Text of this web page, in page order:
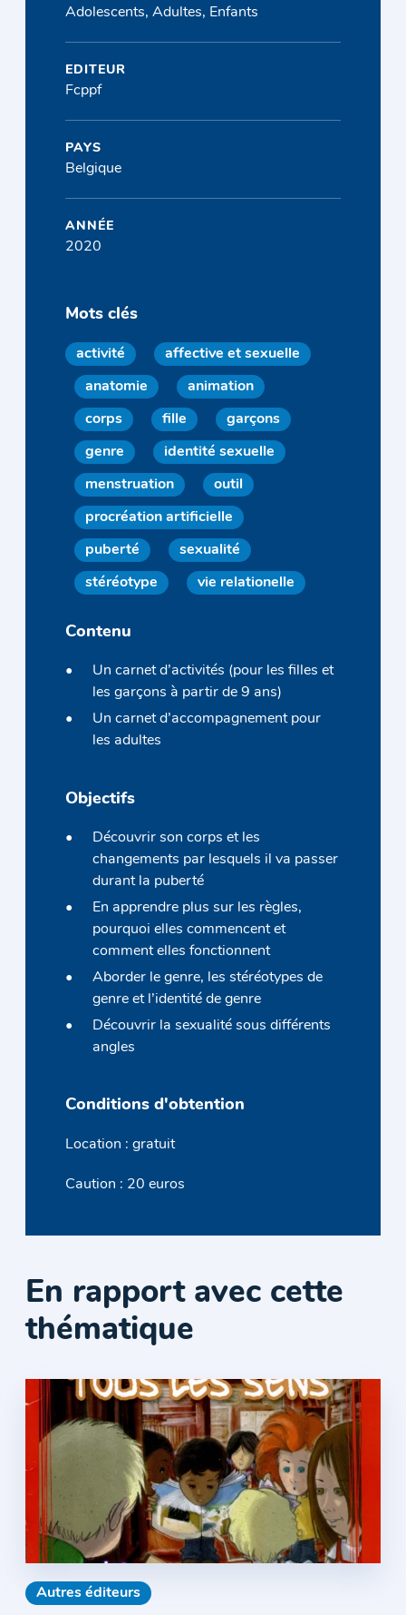
Adolescents, Adultes, Enfants
EDITEUR
Fcppf
PAYS
Belgique
ANNÉE
2020
Mots clés
activité affective et sexuelle
anatomie animation
corps fille garçons
genre identité sexuelle
menstruation outil
procréation artificielle
puberté sexualité
stéréotype vie relationelle
Contenu
Un carnet d’activités (pour les filles et
les garçons à partir de 9 ans)
Un carnet d’accompagnement pour
les adultes
Objectifs
Découvrir son corps et les
changements par lesquels il va passer
durant la puberté
En apprendre plus sur les règles,
pourquoi elles commencent et
comment elles fonctionnent
Aborder le genre, les stéréotypes de
genre et l’identité de genre
Découvrir la sexualité sous différents
angles
Conditions d'obtention
Location : gratuit
Caution : 20 euros
En rapport avec cette
thématique
Autres éditeurs